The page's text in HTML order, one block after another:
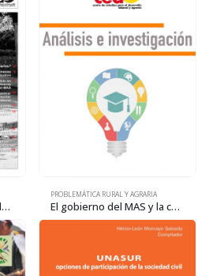
Alerta laboral 73: Ilusión de muchos, beneficio para pocos
PROBLEMÁTICA RURAL Y AGRARIA
El gobierno del MAS y la consolidación de la base material del “poder empresarial hacendal”